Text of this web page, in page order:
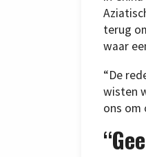
terug
waar
“De
wisten
ons om